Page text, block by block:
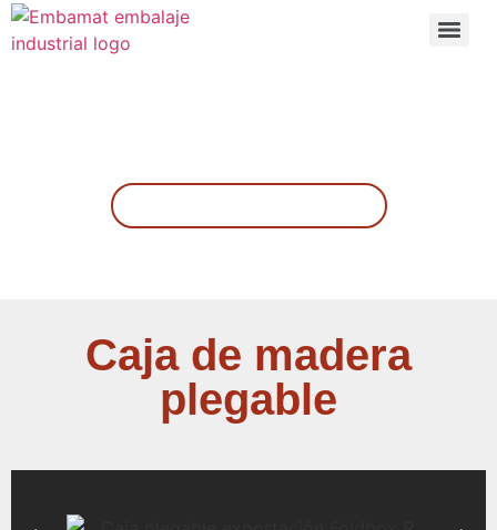
Caja de madera
plegable